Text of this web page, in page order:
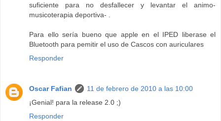
suficiente para no desfallecer y levantar el animo-
musicoterapia deportiva- .
Para ello sería bueno que apple en el IPED liberase el
Bluetooth para pemitir el uso de Cascos con auriculares
Responder
Oscar Fafian
11 de febrero de 2010 a las 10:00
¡Genial! para la release 2.0 ;)
Responder